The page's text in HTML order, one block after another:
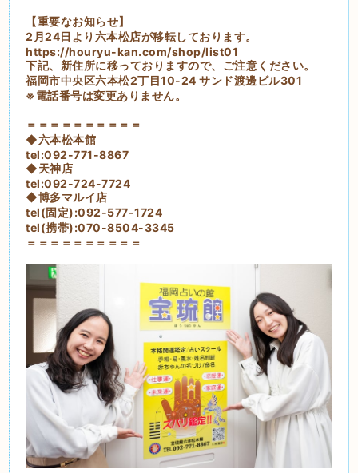
【重要なお知らせ】
2月24日より六本松店が移転しております。
https://houryu-kan.com/shop/list01
下記、新住所に移っておりますので、ご注意ください。
福岡市中央区六本松2丁目10-24 サンド渡邊ビル301
※電話番号は変更ありません。
＝＝＝＝＝＝＝＝＝＝
◆六本松本館
tel:092-771-8867
◆天神店
tel:092-724-7724
◆博多マルイ店
tel(固定):092-577-1724
tel(携帯):070-8504-3345
＝＝＝＝＝＝＝＝＝＝